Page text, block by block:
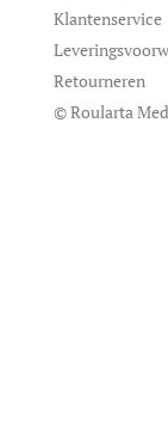
Klantenservice
Retourneren
© Roularta